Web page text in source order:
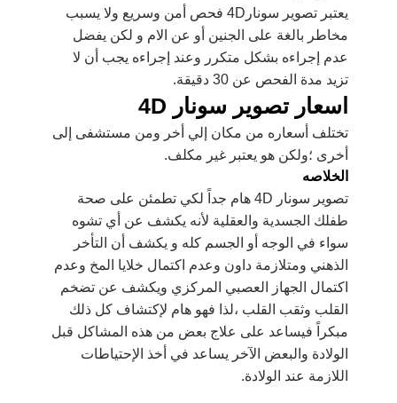
يعتبر
تصوير سونار4D فحص أمن وسريع ولا يسبب
مخاطر بالغة على الجنين أو عن الام و لكن يفضل
عدم إجراءه بشكل متكرر وعند إجراءه يجب أن لا
تزيد مدة الفحص عن 30 دقيقة.
اسعار تصوير سونار 4D
تختلف أسعاره من مكان إلي أخر ومن مستشفى إلى
أخرى ؛ولكن هو يعتبر غير مكلف.
الخلاصه
تصوير سونار 4D هام جداً لكي تطمئن على صحة
طفلك الجسدية والعقلية لأنه يكشف عن أي تشوه
سواء في الوجه أو الجسم كله و يكشف أن التأخر
الذهني ومتلازمة داون وعدم اكتمال خلايا المخ وعدم
اكتمال الجهاز العصبي المركزي ويكشف عن تضخم
القلب وثقب القلب ،لذا فهو هام لإكتشاف كل ذلك
مبكراً فيساعد على علاج بعض من هذه المشاكل قبل
الولادة والبعض الآخر يساعد في أخذ الإحتياطات
اللازمة عند الولادة.